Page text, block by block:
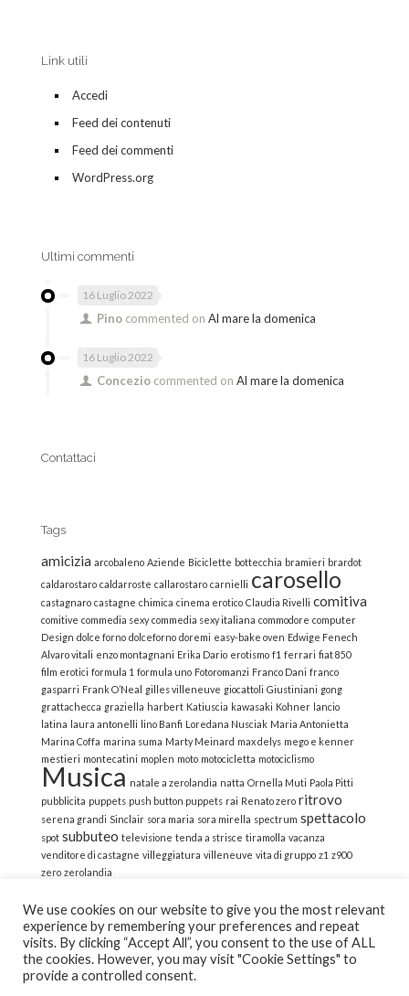
Link utili
Accedi
Feed dei contenuti
Feed dei commenti
WordPress.org
Ultimi commenti
16 Luglio 2022
Pino commented onAl mare la domenica
16 Luglio 2022
Concezio commented onAl mare la domenica
Contattaci
Tags
amicizia arcobaleno Aziende Biciclette bottecchia bramieri brardot
caldarostaro caldarroste callarostaro carnielli carosello
castagnaro castagne chimica cinema erotico Claudia Rivelli comitiva
comitive commedia sexy commedia sexy italiana commodore computer
Design dolce forno dolceforno doremi easy-bake oven Edwige Fenech
Alvaro vitali enzo montagnani Erika Dario erotismo f1 ferrari fiat 850
film erotici formula 1 formula uno Fotoromanzi Franco Dani franco
gasparri Frank O’Neal gilles villeneuve giocattoli Giustiniani gong
grattachecca graziella harbert Katiuscia kawasaki Kohner lancio
latina laura antonelli lino Banfi Loredana Nusciak Maria Antonietta
Marina Coffa marina suma Marty Meinard max delys mego e kenner
mestieri montecatini moplen moto motocicletta motociclismo
Musica natale a zerolandia natta Ornella Muti Paola Pitti
pubblicita puppets push button puppets rai Renato zero ritrovo
serena grandi Sinclair sora maria sora mirella spectrum spettacolo
spot subbuteo televisione tenda a strisce tiramolla vacanza
venditore di castagne villeggiatura villeneuve vita di gruppo z1 z900
zero zerolandia
© 2022 La Strana Nostalgia | All Rights Reserved | Powered
We use cookies on our website to give you the most relevant
experience by remembering your preferences and repeat
visits. By clicking “Accept All”, you consent to the use of ALL
the cookies. However, you may visit "Cookie Settings" to
provide a controlled consent.